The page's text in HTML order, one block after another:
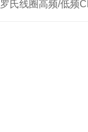
罗氏线圈高频/低频